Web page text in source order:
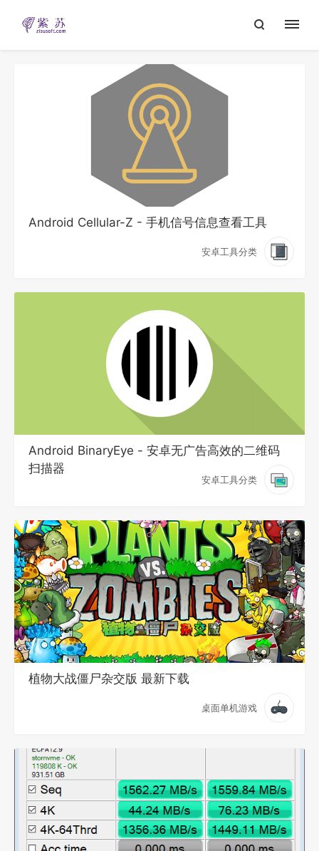
Android Cellular-Z - 手机信号信息查看工具
安卓工具分类
Android BinaryEye - 安卓无广告高效的二维码
扫描器
安卓工具分类
植物大战僵尸杂交版 最新下载
桌面单机游戏